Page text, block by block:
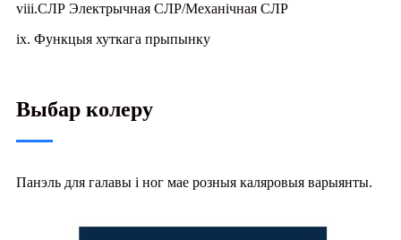
viii.СЛР Электрычная СЛР/Механічная СЛР
ix. Функцыя хуткага прыпынку
Выбар колеру
Панэль для галавы і ног мае розныя каляровыя варыянты.